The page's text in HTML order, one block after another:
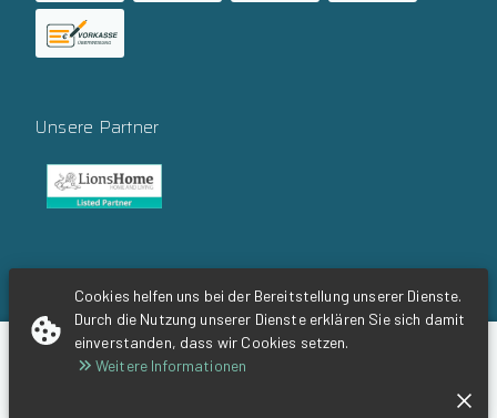
inkl. MwSt.
In den Warenkorb
Cookies helfen uns bei der Bereitstellung unserer Dienste.
Durch die Nutzung unserer Dienste erklären Sie sich damit
einverstanden, dass wir Cookies setzen.
Weitere Informationen
Unsere Partner